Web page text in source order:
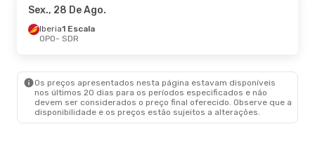
Iberia1 Escala
OPO- SDR
Iberia1 Escala
SDR
- OPO
Qui., 3 De Set.- Qua., 9 De Set.
Iberia1 Escala
OPO- SDR
Iberia1 Escala
SDR- OPO
Sex., 28 De Ago.
Iberia1 Escala
OPO- SDR
Os preços apresentados nesta página estavam disponíveis
nos últimos 20 dias para os períodos especificados e não
devem ser considerados o preço final oferecido. Observe que a
disponibilidade e os preços estão sujeitos a alterações.